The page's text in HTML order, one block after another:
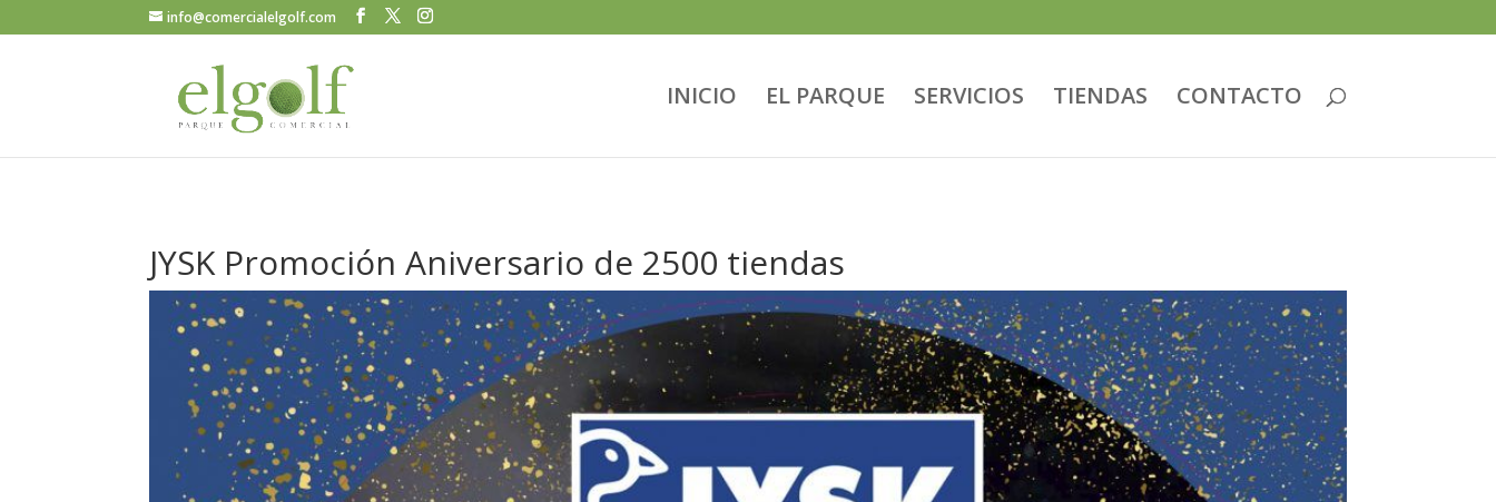
info@comercialelgolf.com
INICIO EL PARQUE SERVICIOS TIENDAS CONTACTO
JYSK Promoción Aniversario de 2500 tiendas